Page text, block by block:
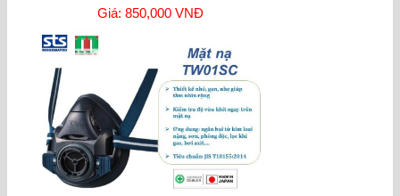
Giá: 850,000 VNĐ